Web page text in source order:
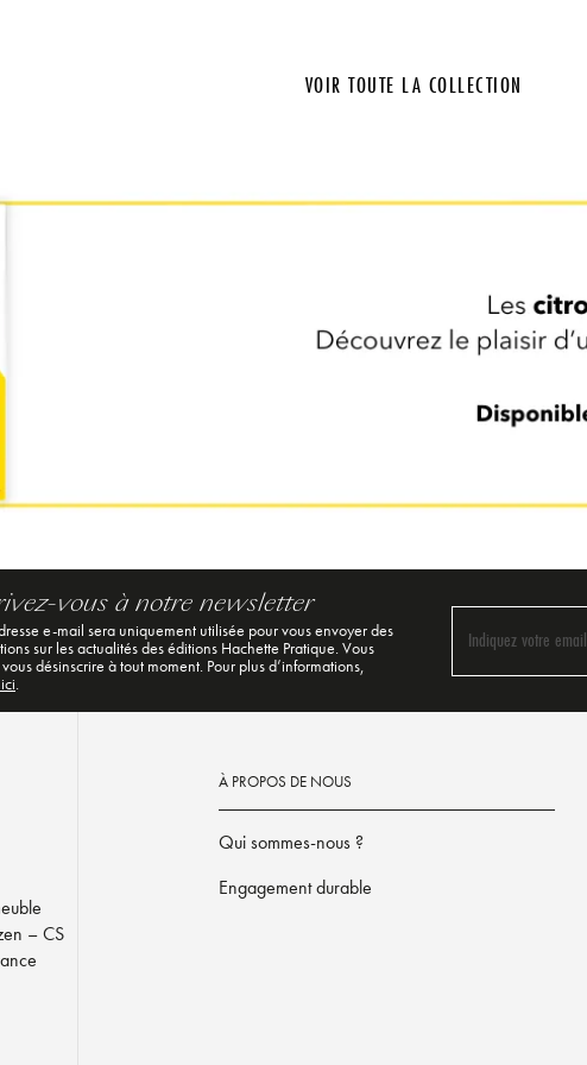
VOIR TOUTE LA COLLECTION
vous à notre newsletter
e-mail sera uniquement utilisée pour vous envoyer des
sur les actualités des éditions Hachette Pratique. Vous
désinscrire à tout moment. Pour plus d’informations,
.
Indiquez votre email
– CS
À PROPOS DE NOUS
Qui sommes-nous ?
Engagement durable